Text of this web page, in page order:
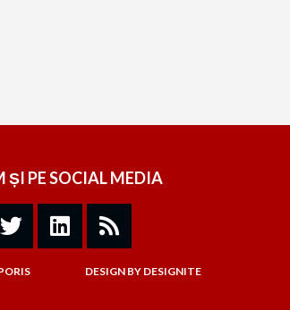
ȘI PE SOCIAL MEDIA
DESIGNBY DESIGNITE